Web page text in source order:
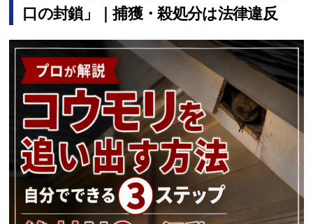
口の封鎖」｜捕獲・殺処分は法律違反